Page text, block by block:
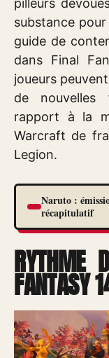
substance
guide de
dans Final
joueurs
de nouvelles
rapport à la
Warcraft de
Legion.
Naruto :
récapitulatif
RYTHME
FANTASY